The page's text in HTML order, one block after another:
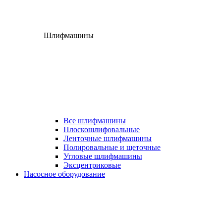
Шлифмашины
Все шлифмашины
Плоскошлифовальные
Ленточные шлифмашины
Полировальные и щеточные
Угловые шлифмашины
Эксцентриковые
Насосное оборудование